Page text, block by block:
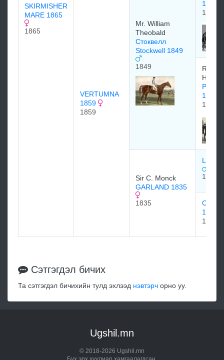
SKIRMISHER
MARE 1865
1865
VERTUMNA
1859
1859
Mr. William
Theobald
Стоквелл
Stockwell 1849
1849
1842
1842
Royal
1837
1837
Sir C. Monck
GARLAND 1835
1835
1817
CAST
1828
1828
Сэтгэгдэл бичих
Та сэтгэгдэл бичихийн тулд эхлээд нэвтэрч орно уу.
Ugshil.mn
© 2018-2026 Ugshil.mn